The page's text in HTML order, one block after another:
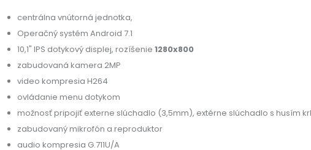
centrálna vnútorná jednotka,
Operačný systém Android 7.1
10,1" IPS dotykový displej, rozíšenie 1280x800
zabudovaná kamera 2MP
video kompresia H264
ovládanie menu dotykom
možnosť pripojiť externe slúchadlo (3,5mm), extérne slúchadlo s husím
zabudovaný mikrofón a reproduktor
audio kompresia G.711U/A